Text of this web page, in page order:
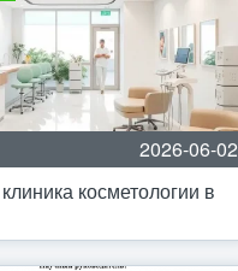
2026-06-02
косметологии в